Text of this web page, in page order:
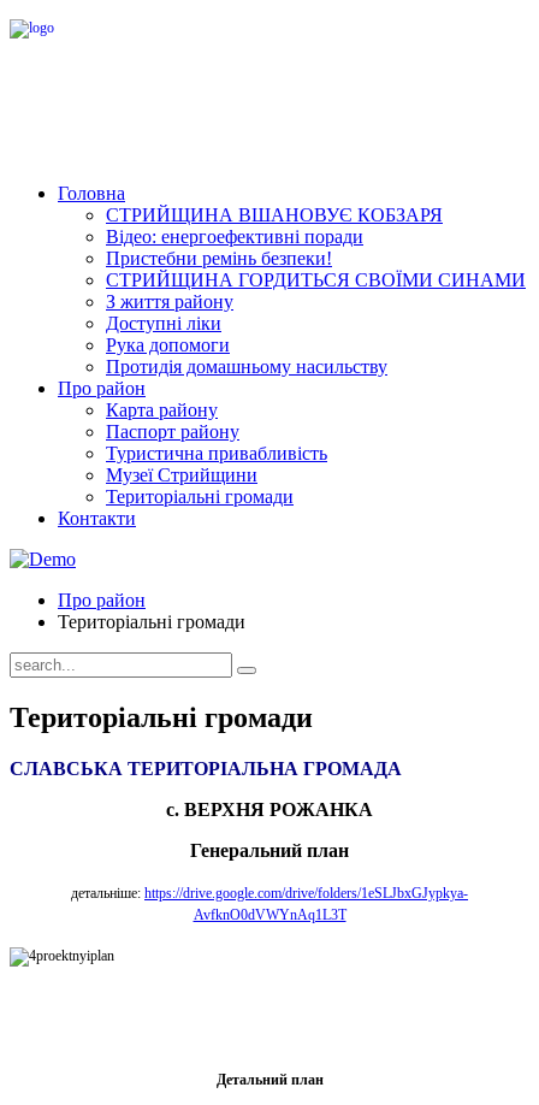
Головна
СТРИЙЩИНА ВШАНОВУЄ КОБЗАРЯ
Відео: енергоефективні поради
Пристебни ремінь безпеки!
СТРИЙЩИНА ГОРДИТЬСЯ СВОЇМИ СИНАМИ
З життя району
Доступні ліки
Рука допомоги
Протидія домашньому насильству
Про район
Карта району
Паспорт району
Туристична привабливість
Музеї Стрийщини
Територіальні громади
Контакти
Про район
Територіальні громади
Територіальні громади
СЛАВСЬКА ТЕРИТОРІАЛЬНА ГРОМАДА
с. ВЕРХНЯ РОЖАНКА
Генеральний план
детальніше: https://drive.google.com/drive/folders/1eSLJbxGJypkya-
AvfknO0dVWYnAq1L3T
Детальний план